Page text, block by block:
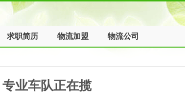
求职简历 物流加盟 物流公司
业车队正在揽